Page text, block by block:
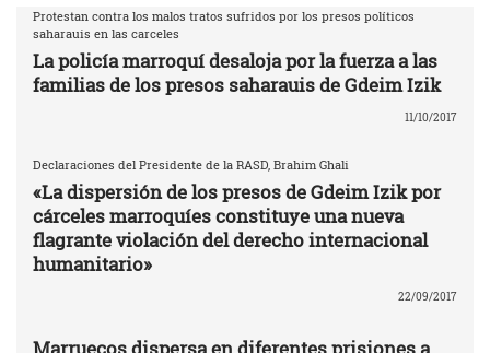
Protestan contra los malos tratos sufridos por los presos políticos
saharauis en las carceles
La policía marroquí desaloja por la fuerza a las
familias de los presos saharauis de Gdeim Izik
11/10/2017
Declaraciones del Presidente de la RASD, Brahim Ghali
«La dispersión de los presos de Gdeim Izik por
cárceles marroquíes constituye una nueva
flagrante violación del derecho internacional
humanitario»
22/09/2017
Marruecos dispersa en diferentes prisiones a